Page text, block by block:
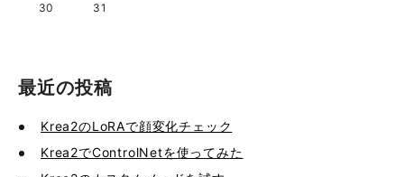
30
31
最近の投稿
Krea2のLoRAで顔変化チェック
Krea2でControlNetを使ってみた